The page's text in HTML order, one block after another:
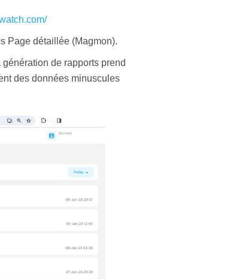
Page détaillée (Magmon).
de rapports prend
des données minuscules